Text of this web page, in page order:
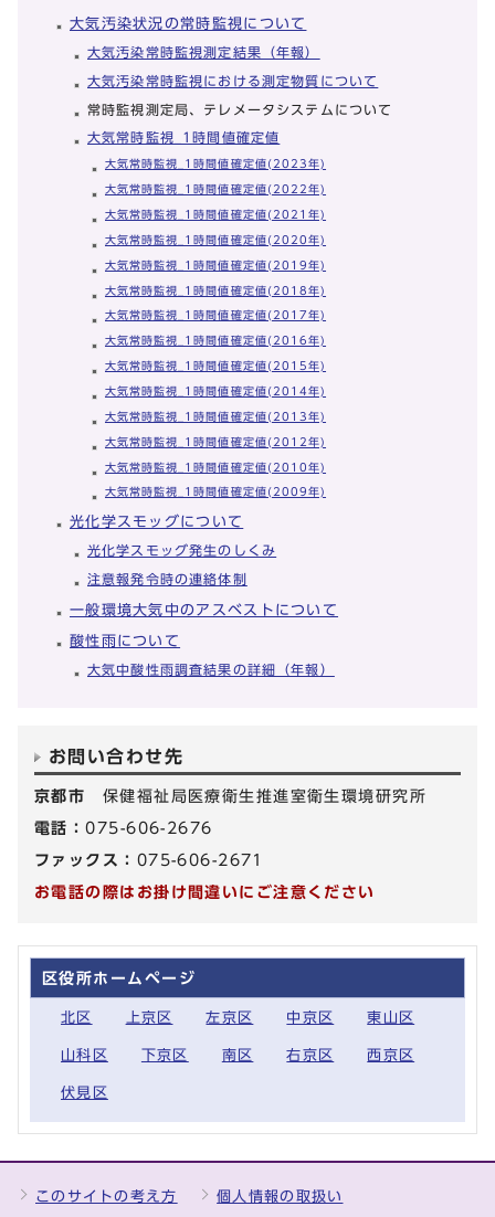
大気汚染状況の常時監視について
大気汚染常時監視測定結果（年報）
大気汚染常時監視における測定物質について
常時監視測定局、テレメータシステムについて
大気常時監視_1時間値確定値
大気常時監視_1時間値確定値(2023年)
大気常時監視_1時間値確定値(2022年)
大気常時監視_1時間値確定値(2021年)
大気常時監視_1時間値確定値(2020年)
大気常時監視_1時間値確定値(2019年)
大気常時監視_1時間値確定値(2018年)
大気常時監視_1時間値確定値(2017年)
大気常時監視_1時間値確定値(2016年)
大気常時監視_1時間値確定値(2015年)
大気常時監視_1時間値確定値(2014年)
大気常時監視_1時間値確定値(2013年)
大気常時監視_1時間値確定値(2012年)
大気常時監視_1時間値確定値(2010年)
大気常時監視_1時間値確定値(2009年)
光化学スモッグについて
光化学スモッグ発生のしくみ
注意報発令時の連絡体制
一般環境大気中のアスベストについて
酸性雨について
大気中酸性雨調査結果の詳細（年報）
お問い合わせ先
京都市 保健福祉局医療衛生推進室衛生環境研究所
電話：075-606-2676
ファックス： 075-606-2671
お電話の際はお掛け間違いにご注意ください
区役所ホームページ
北区 上京区 左京区 中京区 東山区
山科区 下京区 南区 右京区 西京区
伏見区
このサイトの考え方 個人情報の取扱い